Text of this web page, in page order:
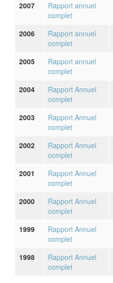
2007
Rapport annuel
complet
2006
Rapport annuel
complet
2005
Rapport annuel
complet
2004
Rapport Annuel
complet
2003
Rapport Annuel
complet
2002
Rapport Annuel
complet
2001
Rapport Annuel
complet
2000
Rapport Annuel
complet
1999
Rapport Annuel
complet
1998
Rapport Annuel
complet